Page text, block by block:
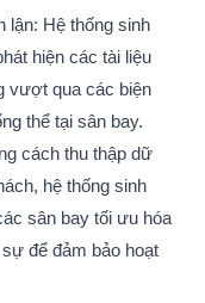
lận: Hệ thống sinh
hiện các tài liệu
vượt qua các biện
thể tại sân bay.
cách thu thập dữ
hệ thống sinh
sân bay tối ưu hóa
để đảm bảo hoạt